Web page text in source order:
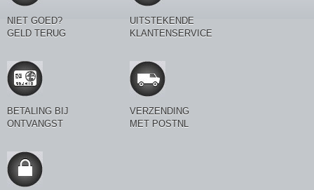
NIET GOED?
GELD TERUG
UITSTEKENDE
KLANTENSERVICE
BETALING BIJ
ONTVANGST
VERZENDING
MET POSTNL